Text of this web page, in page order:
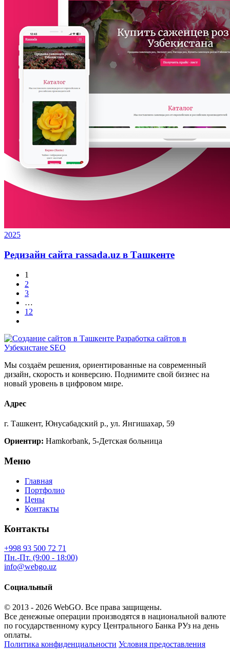
2025
Редизайн сайта rassada.uz в Ташкенте
1
2
3
…
12
Мы создаём решения, ориентированные на современный
дизайн, скорость и конверсию. Поднимите свой бизнес на
новый уровень в цифровом мире.
Адрес
г. Ташкент, Юнусабадский р., ул. Янгишахар, 59
Ориентир: Hamkorbank, 5-Детская больница
Меню
Главная
Портфолио
Цены
Контакты
Контакты
+998 93 500 72 71
Пн.-Пт. (9:00 - 18:00)
info@webgo.uz
Социальный
© 2013 - 2026 WebGO. Все права защищены.
Все денежные операции производятся в национальной валюте
по государственному курсу Центрального Банка РУз на день
оплаты.
Политика конфиденциальности Условия предоставления